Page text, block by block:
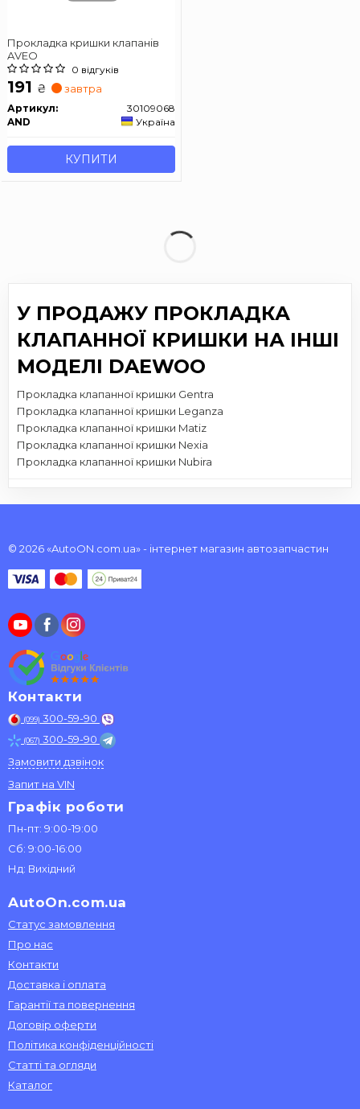
Прокладка кришки клапанів
AVEO
0 відгуків
191 ₴ завтра
Артикул:
30109068
AND
Україна
КУПИТИ
У ПРОДАЖУ ПРОКЛАДКА
КЛАПАННОЇ КРИШКИ НА ІНШІ
МОДЕЛІ DAEWOO
Прокладка клапанної кришки Gentra
Прокладка клапанної кришки Leganza
Прокладка клапанної кришки Matiz
Прокладка клапанної кришки Nexia
Прокладка клапанної кришки Nubira
© 2026 «AutoON.com.ua» - інтернет магазин автозапчастин
Контакти
(099) 300-59-90
(067) 300-59-90
Замовити дзвінок
Запит на VIN
Графік роботи
Пн-пт: 9:00-19:00
Сб: 9:00-16:00
Нд: Вихідний
AutoOn.com.ua
Статус замовлення
Про нас
Контакти
Доставка і оплата
Гарантії та повернення
Договір оферти
Політика конфіденційності
Статті та огляди
Каталог